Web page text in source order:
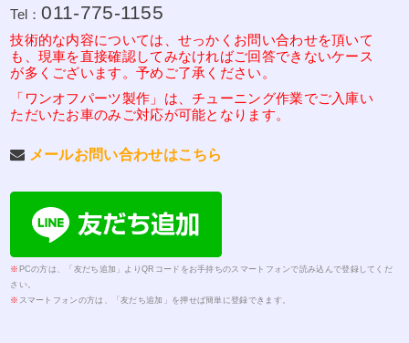
Tel：011-775-1155
技術的な内容については、せっかくお問い合わせを頂いて
も、現車を直接確認してみなければご回答できないケース
が多くございます。予めご了承ください。
「ワンオフパーツ製作」は、チューニング作業でご入庫い
ただいたお車のみご対応が可能となります。
メールお問い合わせはこちら
※ PCの方は、「友だち追加」よりQRコードをお手持ちのスマートフォンで読み込んで登録してくだ
さい。
※ スマートフォンの方は、「友だち追加」を押せば簡単に登録できます。